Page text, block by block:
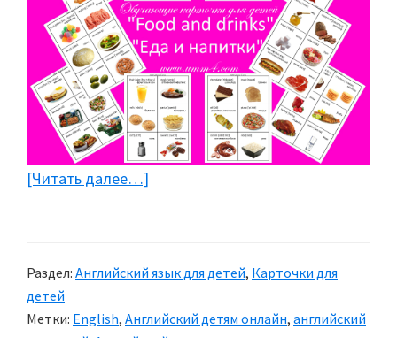
[Читать далее…]
и
—
Раздел: Английский язык для детей, Карточки для
детей
Метки: English, Английский детям онлайн, английский